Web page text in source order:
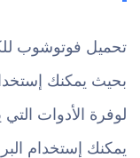
تحميل فوتوشوب
بحيث يمكنك
لوفرة الأدوات
يمكنك إستخدام